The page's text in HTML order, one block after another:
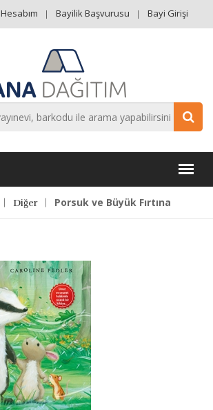
Hesabım Bayilik Başvurusu Bayi Girişi
Diğer Porsuk ve Büyük Fırtına